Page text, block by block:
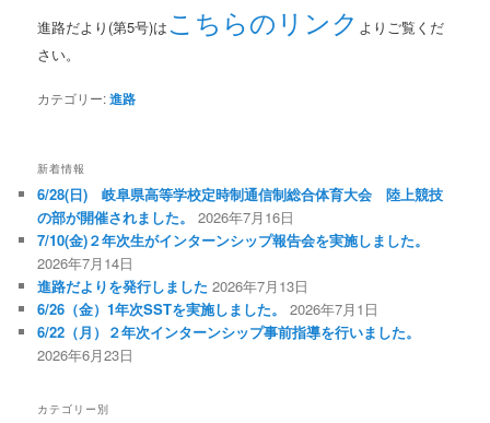
進路だより(第5号)は こちらのリンク よりご覧くだ
さい。
カテゴリー:進路
新着情報
6/28(日) 岐阜県高等学校定時制通信制総合体育大会 陸上競技
の部が開催されました。
2026年7月16日
7/10(金)２年次生がインターンシップ報告会を実施しました。
2026年7月14日
進路だよりを発行しました 2026年7月13日
6/26（金）1年次SSTを実施しました。
2026年7月1日
6/22（月）２年次インターンシップ事前指導を行いました。
2026年6月23日
カテゴリー別